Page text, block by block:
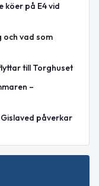
köer på E4 vid
och vad som
till Torghuset
–
påverkar